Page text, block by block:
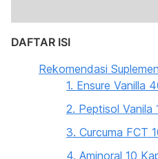
DAFTAR ISI
Rekomendasi
1. Ensure Vanilla
2. Peptisol Vanila
3. Curcuma FCT
4. Aminoral 10